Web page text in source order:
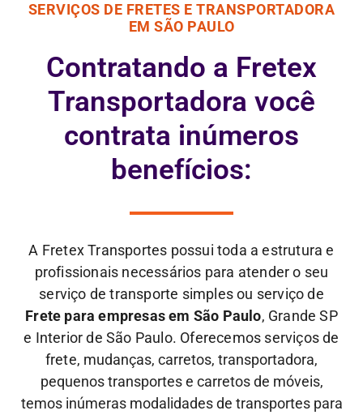
SERVIÇOS DE FRETES E TRANSPORTADORA
EM SÃO PAULO
Contratando a Fretex
Transportadora você
contrata inúmeros
benefícios:
A Fretex Transportes possui toda a estrutura e
profissionais necessários para atender o seu
serviço de transporte simples ou serviço de
Frete para empresas em São Paulo, Grande SP
e Interior de São Paulo. Oferecemos serviços de
frete, mudanças, carretos, transportadora,
pequenos transportes e carretos de móveis,
temos inúmeras modalidades de transportes para